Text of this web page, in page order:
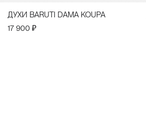
ДУХИ BARUTI DAMA KOUPA
17 900 ₽